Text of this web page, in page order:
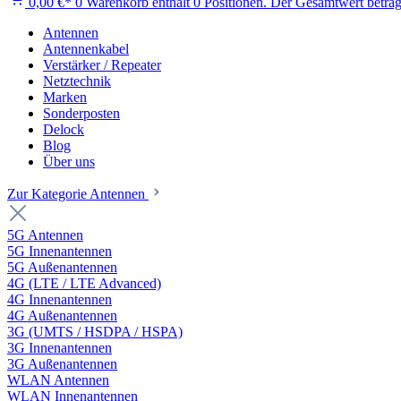
Antennen
Antennenkabel
Verstärker / Repeater
Netztechnik
Marken
Sonderposten
Delock
Blog
Über uns
Zur Kategorie Antennen
5G Antennen
5G Innenantennen
5G Außenantennen
4G (LTE / LTE Advanced)
4G Innenantennen
4G Außenantennen
3G (UMTS / HSDPA / HSPA)
3G Innenantennen
3G Außenantennen
WLAN Antennen
WLAN Innenantennen